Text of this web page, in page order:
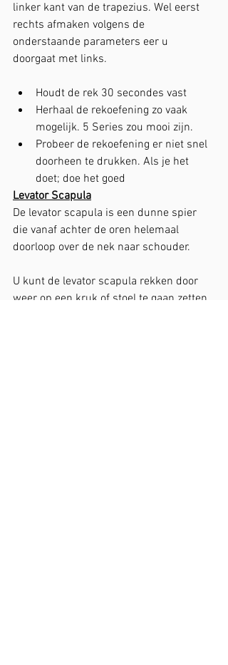
linker kant van de trapezius. Wel eerst
rechts afmaken volgens de
onderstaande parameters eer u
doorgaat met links.
Houdt de rek 30 secondes vast
Herhaal de rekoefening zo vaak
mogelijk. 5 Series zou mooi zijn.
Probeer de rekoefening er niet snel
doorheen te drukken. Als je het
doet; doe het goed
Levator Scapula
De levator scapula is een dunne spier
die vanaf achter de oren helemaal
doorloop over de nek naar schouder.
U kunt de levator scapula rekken door
weer op een kruk of stoel te gaan zetten.